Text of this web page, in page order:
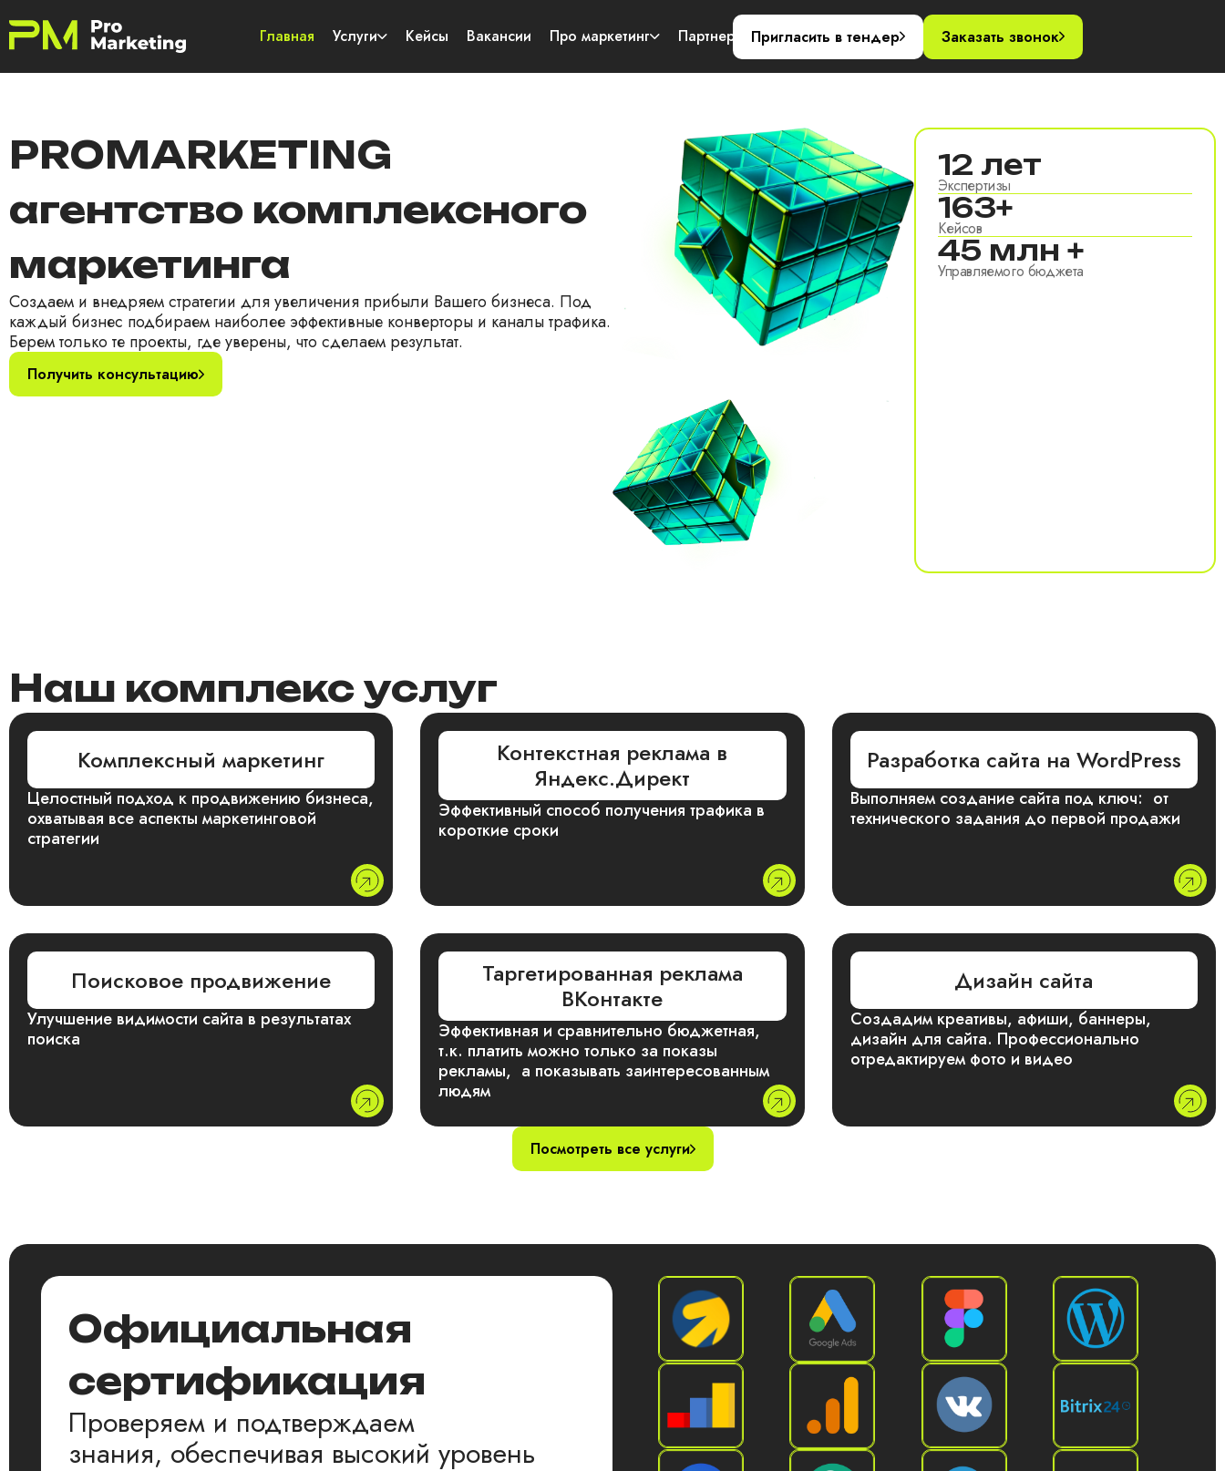
Главная Услуги Кейсы Вакансии Про маркетинг Партнерам Контакты
Пригласить в тендер Заказать звонок
PROMARKETING
агентство комплексного
маркетинга
Создаем и внедряем стратегии для увеличения прибыли Вашего бизнеса. Под
каждый бизнес подбираем наиболее эффективные конверторы и каналы трафика.
Берем только те проекты, где уверены, что сделаем результат.
Получить консультацию
12 лет
Экспертизы
163+
Кейсов
45 млн +
Управляемого бюджета
Наш комплекс услуг
Комплексный маркетинг
Целостный подход к продвижению бизнеса,
охватывая все аспекты маркетинговой
стратегии
Контекстная реклама в
Яндекс.Директ
Эффективный способ получения трафика в
короткие сроки
Разработка сайта на WordPress
Выполняем создание сайта под ключ: от
технического задания до первой продажи
Поисковое продвижение
Улучшение видимости сайта в результатах
поиска
Таргетированная реклама
ВКонтакте
Эффективная и сравнительно бюджетная,
т.к. платить можно только за показы
рекламы, а показывать заинтересованным
людям
Дизайн сайта
Создадим креативы, афиши, баннеры,
дизайн для сайта. Профессионально
отредактируем фото и видео
Посмотреть все услуги
Официальная
сертификация
Проверяем и подтверждаем
знания, обеспечивая высокий уровень